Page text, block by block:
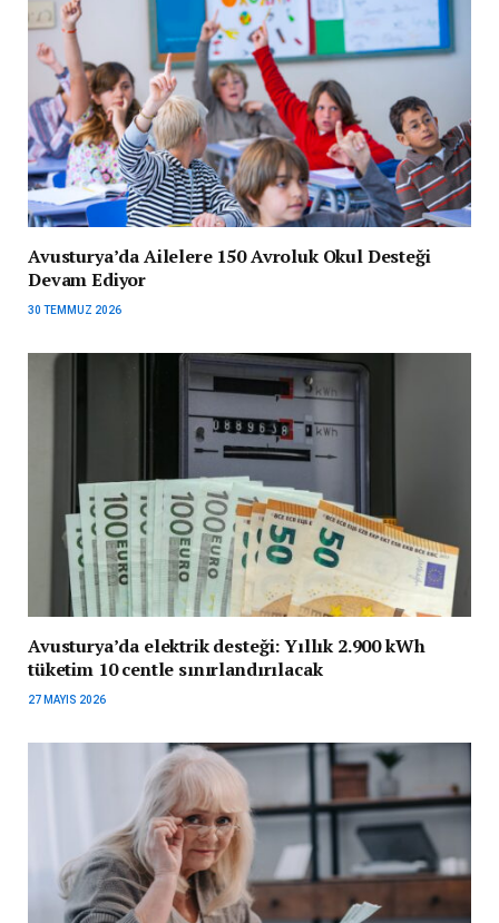
Avusturya’da Ailelere 150 Avroluk Okul Desteği
Devam Ediyor
30 TEMMUZ 2026
Avusturya’da elektrik desteği: Yıllık 2.900 kWh
tüketim 10 centle sınırlandırılacak
27 MAYIS 2026